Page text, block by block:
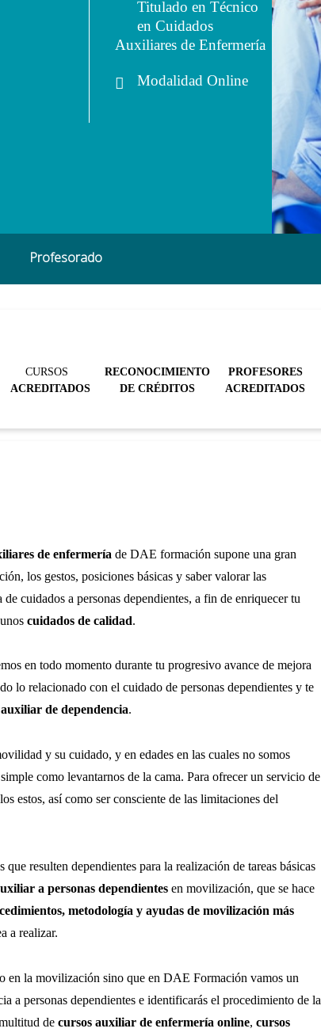
Titulado en Técnico
en Cuidados
Auxiliares de Enfermería
Modalidad Online
Profesorado
CURSOS
ACREDITADOS
RECONOCIMIENTO
DE CRÉDITOS
PROFESORES
ACREDITADOS
de enfermería de DAE formación supone una gran
los gestos, posiciones básicas y saber valorar las
cuidados a personas dependientes, a fin de enriquecer tu
cuidados de calidad.
en todo momento durante tu progresivo avance de mejora
lo relacionado con el cuidado de personas dependientes y te
de dependencia.
y su cuidado, y en edades en las cuales no somos
como levantarnos de la cama. Para ofrecer un servicio de
los estos, así como ser consciente de las limitaciones del
resulten dependientes para la realización de tareas básicas
a personas dependientesen movilización, que se hace
metodología y ayudas de movilización más
a realizar.
en la movilización sino que en DAE Formación vamos un
a personas dependientes e identificarás el procedimiento de la
de cursos auxiliar de enfermería online, cursos